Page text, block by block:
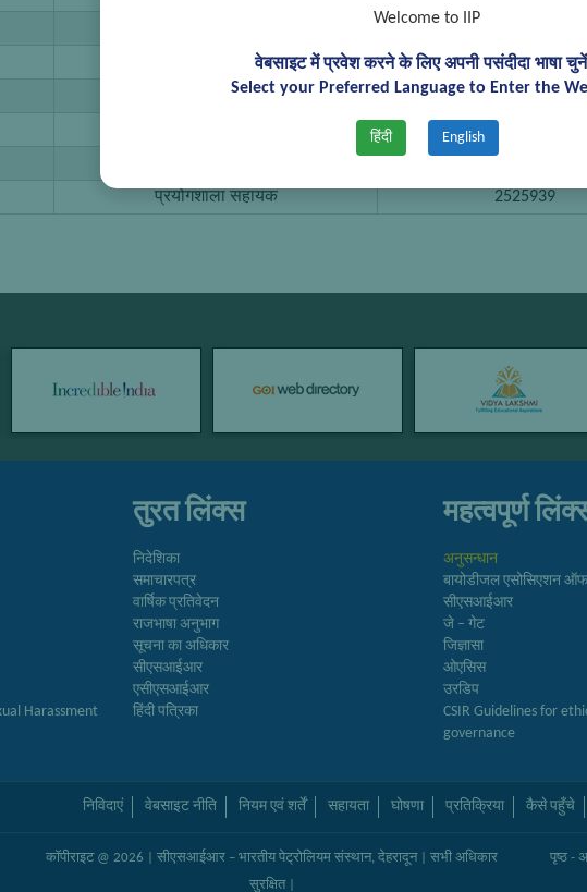
Welcome to IIP
वेबसाइट में प्रवेश करने के लिए अपनी पसंदीदा भाषा
Select your Preferred Language to Enter the
हिंदी English
प्रयोगशाला परिचर II
2525939
प्रयोगशाला परिचर II
2525909
प्रयोगशाला सहायक 2525939
Harassment
तुरत लिंक्स
निदेशिका
समाचारपत्र
वार्षिक प्रतिवेदन
राजभाषा अनुभाग
सूचना का अधिकार
सीएसआईआर
एसीएसआईआर
हिंदी पत्रिका
महत्वपूर्ण
अनुसन्धान
बायोडीजल एसोसिएशन ऑफ
सीएसआईआर
जे – गेट
जिज्ञासा
ओएसिस
उरडिप
CSIR Guidelines for
governance
निविदाएं वेबसाइट नीति नियम एवं शर्तें सहायता घोषणा प्रतिक्रिया कैसे पहुँचे
कॉपीराइट @ 2026 | सीएसआईआर – भारतीय पेट्रोलियम संस्थान, देहरादून| सभी अधिकार
सुरक्षित |
पृष्ठ -